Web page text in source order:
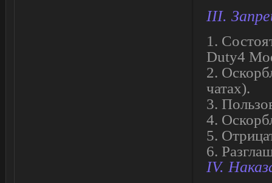
III.
1.
Duty4
2.
чатах).
3.
4.
5.
6.
IV.